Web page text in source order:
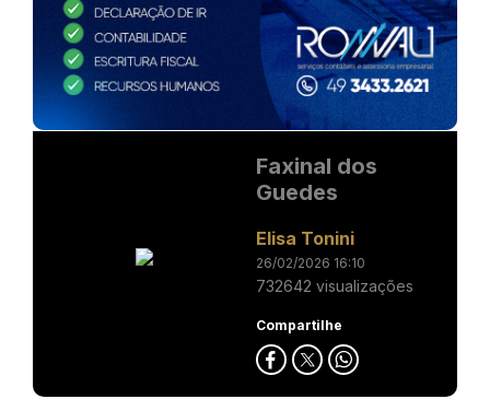
Faxinal dos
Guedes
Elisa Tonini
26/02/2026 16:10
732642 visualizações
Compartilhe